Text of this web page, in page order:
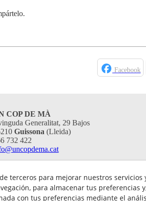
Facebook
COP DE MÀ
Generalitat, 29 Bajos
Guissona(Lleida)
732 422
terceros para mejorar nuestros servicios
para almacenar tus preferencias
con tus preferencias mediante el